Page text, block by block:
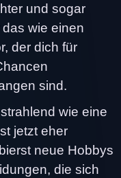
und sogar
wie einen
der dich für
sind.
wie eine
jetzt eher
neue Hobbys
die sich